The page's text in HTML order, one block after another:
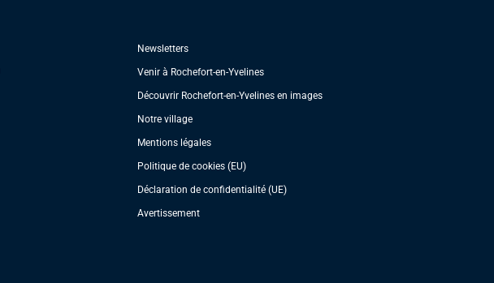
Newsletters
Venir à Rochefort-en-Yvelines
Découvrir Rochefort-en-Yvelines en images
Notre village
Mentions légales
Politique de cookies (EU)
Déclaration de confidentialité (UE)
Avertissement